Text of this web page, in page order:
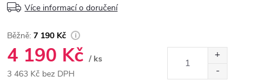
Více informací o doručení
7 190 Kč
4 190 Kč / ks
3 463 Kč bez DPH